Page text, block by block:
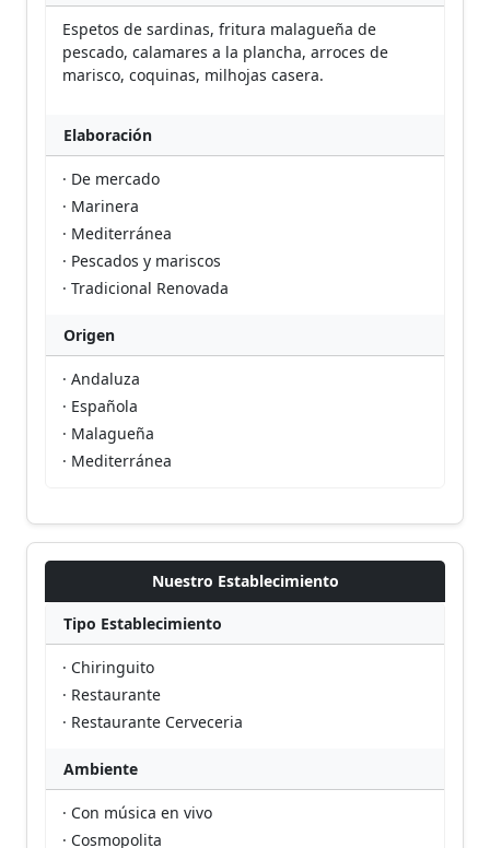
Espetos de sardinas, fritura malagueña de
pescado, calamares a la plancha, arroces de
marisco, coquinas, milhojas casera.
Elaboración
· De mercado
· Marinera
· Mediterránea
· Pescados y mariscos
· Tradicional Renovada
Origen
· Andaluza
· Española
· Malagueña
· Mediterránea
Nuestro Establecimiento
Tipo Establecimiento
· Chiringuito
· Restaurante
· Restaurante Cerveceria
Ambiente
· Con música en vivo
· Cosmopolita